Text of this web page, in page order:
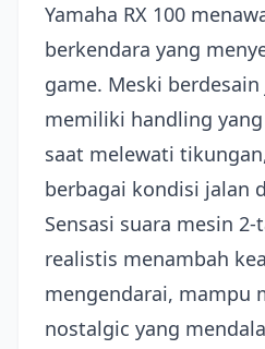
Yamaha RX 100
berkendara yang
game. Meski
memiliki handling
saat melewati
berbagai kondisi jalan
Sensasi suara mesin
realistis menambah
mengendarai, mampu
nostalgic yang